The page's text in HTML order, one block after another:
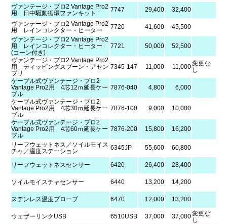
ヴァンテージ・プロ2 Vantage Pro2
用 日中駆動循環ファンキット
7747 29,400
32,400
ヴァンテージ・プロ2 Vantage Pro2
用 レインコレクター・ヒーター
7720 41,600
45,500
ヴァンテージ・プロ2 Vantage Pro2
用 レインコレクター・ヒーター
(コーン付き)
7721 50,000
52,500
ヴァンテージ・プロ2 Vantage Pro2
用 ティッピングスプーン・アセン
ブリ
7345-147 11,000 11,000変更な
し
ケーブル式ヴァンテージ・プロ2
Vantage Pro2用 4芯12ｍ延長ケー
ブル
7876-040 4,800
6,000
ケーブル式ヴァンテージ・プロ2
Vantage Pro2用 4芯30ｍ延長ケー
ブル
7876-100 9,000
10,000
ケーブル式ヴァンテージ・プロ2
Vantage Pro2用 4芯60ｍ延長ケー
ブル
7876-200 15,800 16,200
リーフウェットネス／ソイルモイス
チャ／温度ステーション
6345JP 55,600 60,800
リーフウェットネスセンサー 6420 26,400 28,400
ソイルモイスチャセンサー 6440 13,200 14,200
ステンレス温度プローブ 6470 12,000 13,200
ウェザーリンクUSB 6510USB 37,000 37,000変更な
し